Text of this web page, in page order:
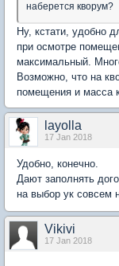
наберется кворум?
Ну, кстати, удобно
при осмотре
максимальный.
Возможно, что на
помещения и масса
layolla
17 Jan 2018
Удобно, конечно.
Дают заполнять
на выбор ук совсем
Vikivi
17 Jan 2018